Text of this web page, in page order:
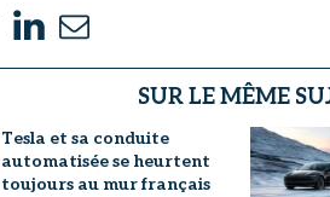
SUR LE MÊME
Tesla et sa conduite
automatisée se heurtent
toujours au mur français